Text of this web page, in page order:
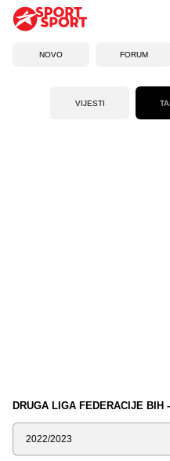
NOVO FORUM
VIJESTI
DRUGA LIGA FEDERACIJE BIH
Sezona